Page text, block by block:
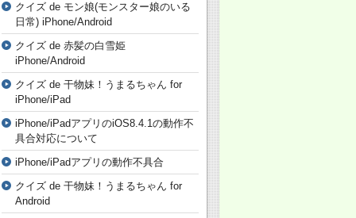
クイズ de モン娘(モンスター娘のいる
日常) iPhone/Android
クイズ de 赤髪の白雪姫
iPhone/Android
クイズ de 干物妹！うまるちゃん for
iPhone/iPad
iPhone/iPadアプリのiOS8.4.1の動作不
具合対応について
iPhone/iPadアプリの動作不具合
クイズ de 干物妹！うまるちゃん for
Android